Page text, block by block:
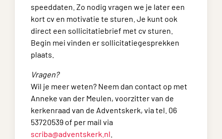
speeddaten. Zo nodig vragen we je later een
kort cv en motivatie te sturen. Je kunt ook
direct een sollicitatiebrief met cv sturen.
Begin mei vinden er sollicitatiegesprekken
plaats.
Vragen?
Wil je meer weten? Neem dan contact op met
Anneke van der Meulen, voorzitter van de
kerkenraad van de Adventskerk, via tel. 06
53720539 of per mail via
scriba@adventskerk.nl